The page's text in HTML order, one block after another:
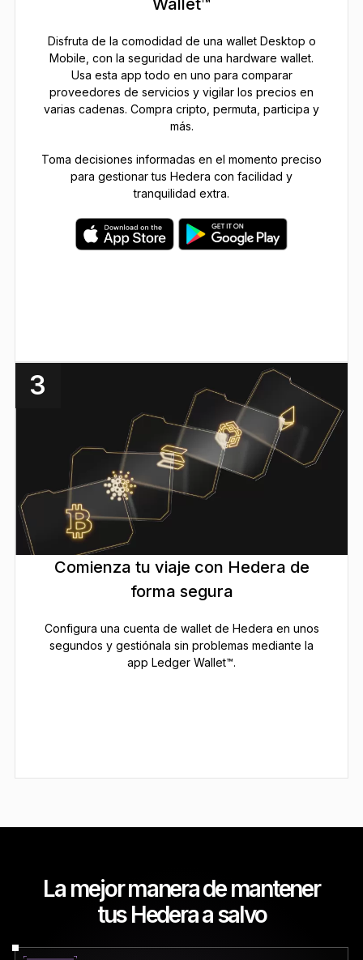
Wallet™
Disfruta de la comodidad de una wallet Desktop o
Mobile, con la seguridad de una hardware wallet.
Usa esta app todo en uno para comparar
proveedores de servicios y vigilar los precios en
varias cadenas. Compra cripto, permuta, participa y
más.
Toma decisiones informadas en el momento preciso
para gestionar tus Hedera con facilidad y
tranquilidad extra.
3
Comienza tu viaje con Hedera de
forma segura
Configura una cuenta de wallet de Hedera en unos
segundos y gestiónala sin problemas mediante la
app Ledger Wallet™.
La mejor manera de mantener
tus Hedera a salvo